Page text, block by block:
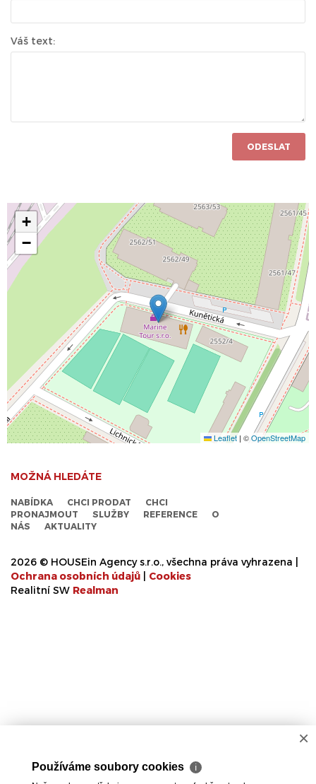
Váš text:
ODESLAT
+
−
Leaflet | ©OpenStreetMap
MOŽNÁ HLEDÁTE
NABÍDKA CHCI PRODAT
CHCI
PRONAJMOUT
SLUŽBY REFERENCE
O
NÁS
AKTUALITY
2026 © HOUSEin Agency s.r.o., všechna práva vyhrazena |
Ochrana osobních údajů
Cookies
Realitní SW Realman
×
Používáme soubory cookies ℹ